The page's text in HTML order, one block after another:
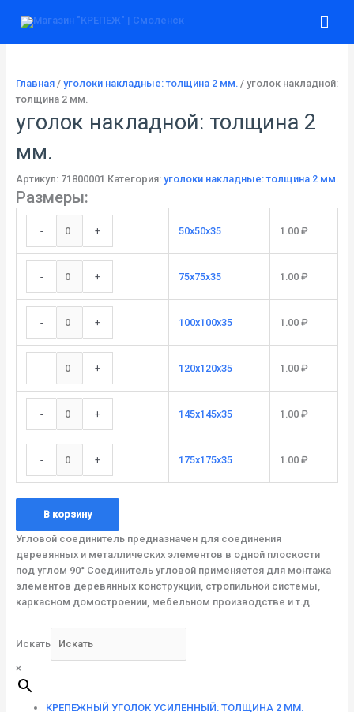
Главная/ уголоки накладные: толщина 2 мм. / уголок накладной:
толщина 2 мм.
уголок накладной: толщина 2
мм.
Артикул: 71800001 Категория: уголоки накладные: толщина 2 мм.
Размеры:
-
товара
+ 50х50х35 1.00₽
-
товара
+ 75x75х35 1.00₽
-
товара
+ 100x100х35 1.00₽
-
товара
+ 120x120х35 1.00₽
-
товара
+ 145x145х35 1.00₽
-
товара
+ 175x175х35 1.00₽
В корзину
Угловой соединитель предназначен для соединения
деревянных и металлических элементов в одной плоскости
под углом 90° Соединитель угловой применяется для монтажа
элементов деревянных конструкций, стропильной системы,
каркасном домостроении, мебельном производстве и т.д.
Искать
×
КРЕПЕЖНЫЙ УГОЛОК УСИЛЕННЫЙ: ТОЛЩИНА 2 ММ.